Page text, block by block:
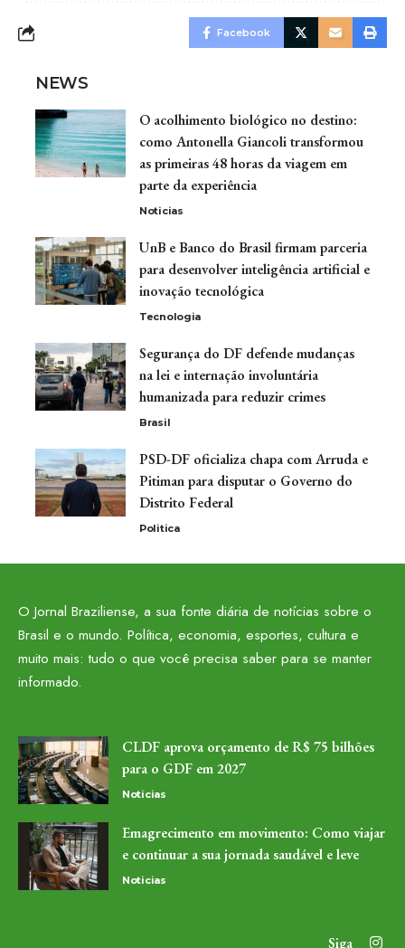
Facebook
NEWS
O acolhimento biológico no destino:
como Antonella Giancoli transformou
as primeiras 48 horas da viagem em
parte da experiência
Noticias
UnB e Banco do Brasil firmam parceria
para desenvolver inteligência artificial e
inovação tecnológica
Tecnologia
Segurança do DF defende mudanças
na lei e internação involuntária
humanizada para reduzir crimes
Brasil
PSD-DF oficializa chapa com Arruda e
Pitiman para disputar o Governo do
Distrito Federal
Politica
O Jornal Braziliense, a sua fonte diária de notícias sobre o
Brasil e o mundo. Política, economia, esportes, cultura e
muito mais: tudo o que você precisa saber para se manter
informado.
CLDF aprova orçamento de R$ 75 bilhões
para o GDF em 2027
Noticias
Emagrecimento em movimento: Como viajar
e continuar a sua jornada saudável e leve
Noticias
Siga